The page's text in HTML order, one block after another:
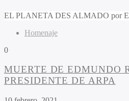
EL PLANETA DES ALMADO por
Homenaje
0
MUERTE DE EDMUNDO
PRESIDENTE DE ARPA